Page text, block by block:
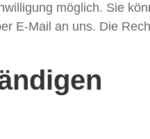
möglich. Sie
E-Mail an uns. Die